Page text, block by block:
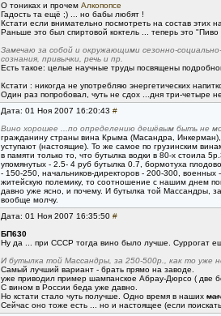
О тониках и прочем Алкопопсе
Гадость та ещё ;) ... но бабы любят !
Кстати если внимательно посмотреть на состав этих
Раньше это был спиртовой коктель ... теперь это
Замечаю за собой и окружающими сезонно-
сознания, привычки, речь и пр.
Есть такое: целые научные труды посвящены
Кстати : никогда не употребляю энергетических
Один раз попробовал, чуть не сдох ...дня три-четыре
Дата: 01 Ноя 2007 16:20:43 #
Вино хорошее ...по определению дешёвым быть не
гражданину страны вина Крыма (Масандра, Инкерман),
уступают (настоящие). То же самое по грузинским
в памяти только то, что бутылка водки в 80-х стоила
упомянутых - 2.5- 4 руб бутылка 0.7, бормотуха
- 150-250, начальников-директоров - 200-300,
житейскую полемику, то соотношение с нашим днем
давно уже ясно, и почему. И бутылка той Массандры,
вообще молчу.
Дата: 01 Ноя 2007 16:35:50 #
БП630
Ну да ... при СССР тогда вино было лучше. Суррогат
И бутылка той Массандры, за 250-500р., как то уже
Самый лучший вариант - брать прямо на заводе.
уже приводил пример шампанское Абрау-Дюрсо ( две
С вином в России беда уже давно.
Но кстати стало чуть получше. Одно время в наших
Сейчас оно тоже есть ... но и настоящее (если